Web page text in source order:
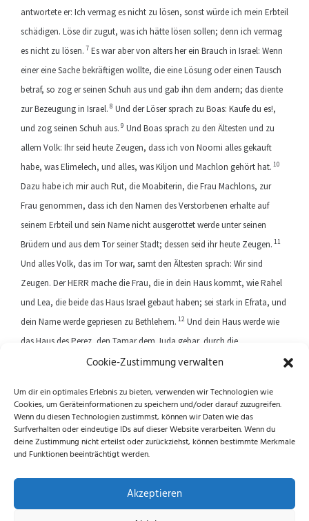
Cookie-Zustimmung verwalten
Um dir ein optimales Erlebnis zu bieten, verwenden wir Technologien wie
Cookies, um Geräteinformationen zu speichern und/oder darauf zuzugreifen.
Wenn du diesen Technologien zustimmst, können wir Daten wie das
Surfverhalten oder eindeutige IDs auf dieser Website verarbeiten. Wenn du
deine Zustimmung nicht erteilst oder zurückziehst, können bestimmte Merkmale
und Funktionen beeinträchtigt werden.
Akzeptieren
antwortete er: Ich vermag es nicht zu lösen, sonst würde ich mein Erbteil
schädigen. Löse dir zugut, was ich hätte lösen sollen; denn ich vermag
es nicht zu lösen. 7 Es war aber von alters her ein Brauch in Israel: Wenn
einer eine Sache bekräftigen wollte, die eine Lösung oder einen Tausch
betraf, so zog er seinen Schuh aus und gab ihn dem andern; das diente
zur Bezeugung in Israel. 8 Und der Löser sprach zu Boas: Kaufe du es!,
und zog seinen Schuh aus. 9 Und Boas sprach zu den Ältesten und zu
allem Volk: Ihr seid heute Zeugen, dass ich von Noomi alles gekauft
habe, was Elimelech, und alles, was Kiljon und Machlon gehört hat. 10
Dazu habe ich mir auch Rut, die Moabiterin, die Frau Machlons, zur
Frau genommen, dass ich den Namen des Verstorbenen erhalte auf
seinem Erbteil und sein Name nicht ausgerottet werde unter seinen
Brüdern und aus dem Tor seiner Stadt; dessen seid ihr heute Zeugen. 11
Und alles Volk, das im Tor war, samt den Ältesten sprach: Wir sind
Zeugen. Der HERR mache die Frau, die in dein Haus kommt, wie Rahel
und Lea, die beide das Haus Israel gebaut haben; sei stark in Efrata, und
dein Name werde gepriesen zu Bethlehem. 12 Und dein Haus werde wie
das Haus des Perez, den Tamar dem Juda gebar, durch die
Nachkommen, die dir der HERR geben wird von dieser jungen Frau.
Next article
Previous article
Folge uns auf Instagram und Facebook!